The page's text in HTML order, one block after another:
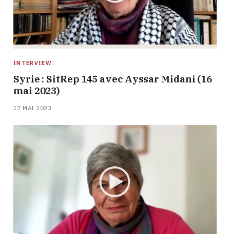
INTERVIEW
Syrie : SitRep 145 avec Ayssar Midani (16
mai 2023)
17 MAI 2023